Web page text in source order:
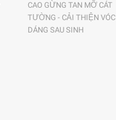
CAO GỪNG TAN MỠ CÁT
TƯỜNG - CẢI THIỆN VÓC
DÁNG SAU SINH